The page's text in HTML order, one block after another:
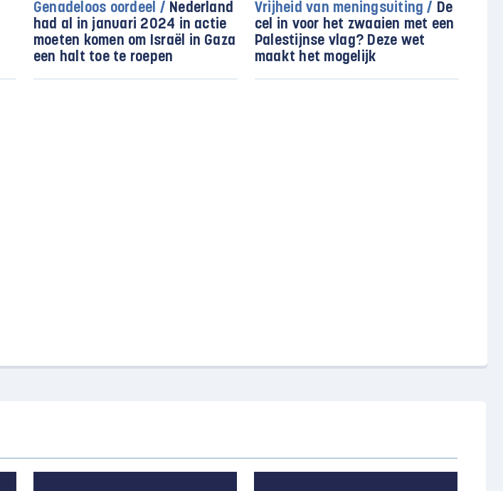
Genadeloos oordeel / Nederland
had al in januari 2024 in actie
moeten komen om Israël in Gaza
een halt toe te roepen
Vrijheid van meningsuiting / De
cel in voor het zwaaien met een
Palestijnse vlag? Deze wet
maakt het mogelijk